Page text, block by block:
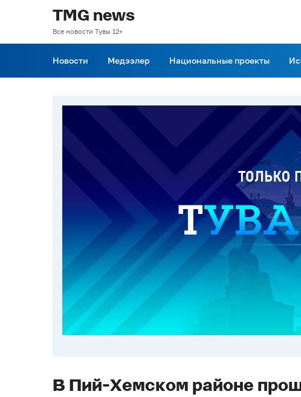
TMG news
Все новости Тувы 12+
Новости Медээлер Национальные проекты
В Пий-Хемском районе